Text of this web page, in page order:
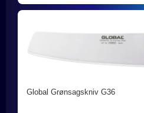
Global Grønsagskniv G36